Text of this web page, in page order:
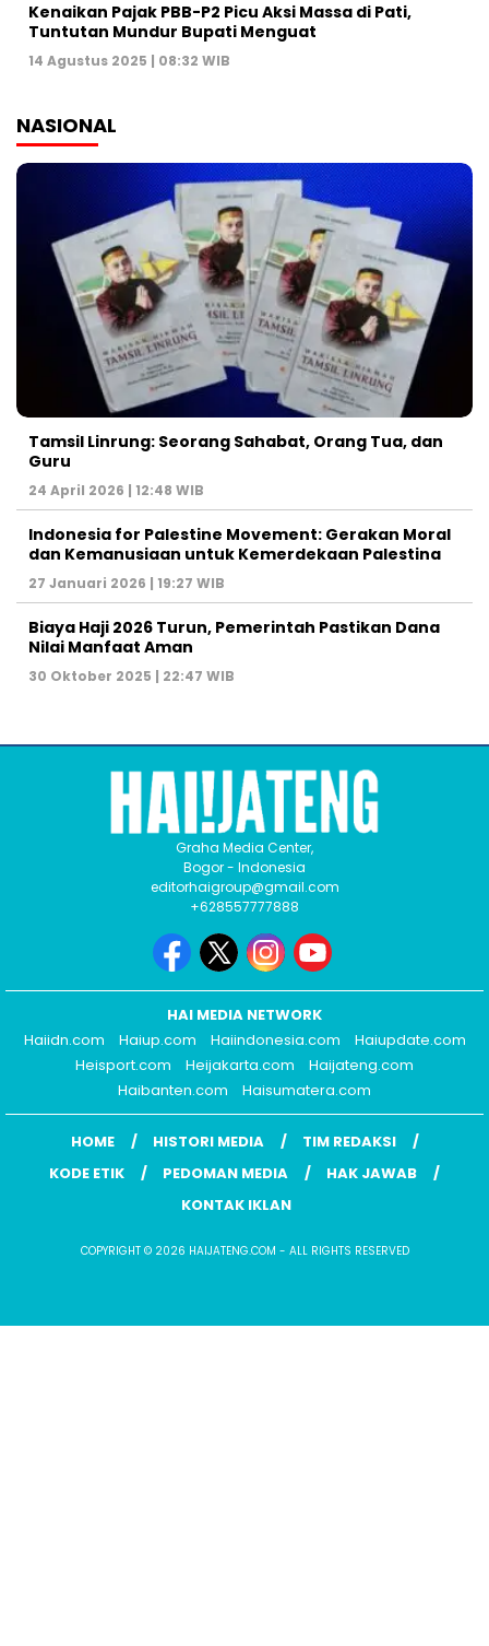
Kenaikan Pajak PBB-P2 Picu Aksi Massa di Pati,
Tuntutan Mundur Bupati Menguat
14 Agustus 2025 | 08:32 WIB
NASIONAL
Tamsil Linrung: Seorang Sahabat, Orang Tua, dan
Guru
24 April 2026 | 12:48 WIB
Indonesia for Palestine Movement: Gerakan Moral
dan Kemanusiaan untuk Kemerdekaan Palestina
27 Januari 2026 | 19:27 WIB
Biaya Haji 2026 Turun, Pemerintah Pastikan Dana
Nilai Manfaat Aman
30 Oktober 2025 | 22:47 WIB
Graha Media Center,
Bogor - Indonesia
editorhaigroup@gmail.com
+628557777888
HAI MEDIA NETWORK
Haiidn.com
Haiup.com Haiindonesia.com
Haiupdate.com
Heisport.com
Heijakarta.com
Haijateng.com
Haibanten.com
Haisumatera.com
HOME HISTORI MEDIA
TIM REDAKSI
KODE ETIK
PEDOMAN MEDIA
HAK JAWAB
KONTAK IKLAN
COPYRIGHT © 2026 HAIJATENG.COM - ALL RIGHTS RESERVED